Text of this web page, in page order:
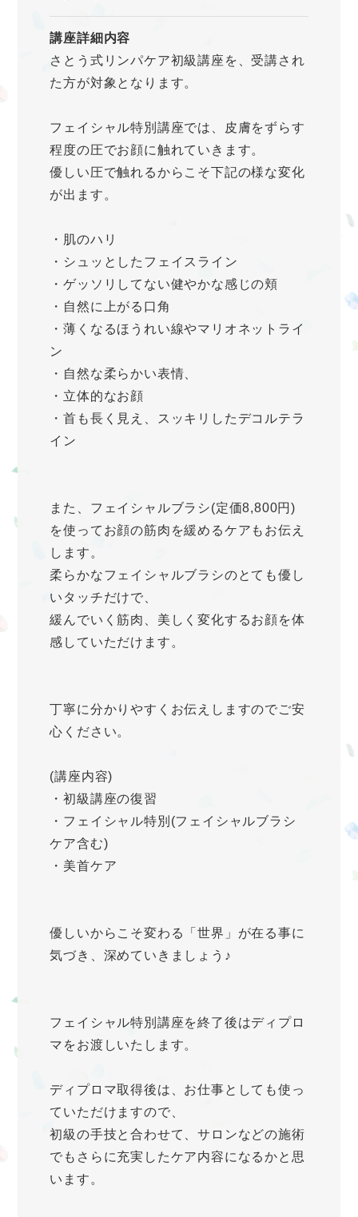
講座詳細内容
さとう式リンパケア初級講座を、受講され
た方が対象となります。
フェイシャル特別講座では、皮膚をずらす
程度の圧でお顔に触れていきます。
優しい圧で触れるからこそ下記の様な変化
が出ます。
・肌のハリ
・シュッとしたフェイスライン
・ゲッソリしてない健やかな感じの頬
・自然に上がる口角
・薄くなるほうれい線やマリオネットライ
ン
・自然な柔らかい表情、
・立体的なお顔
・首も長く見え、スッキリしたデコルテラ
イン
また、フェイシャルブラシ(定価8,800円)
を使ってお顔の筋肉を緩めるケアもお伝え
します。
柔らかなフェイシャルブラシのとても優し
いタッチだけで、
緩んでいく筋肉、美しく変化するお顔を体
感していただけます。
丁寧に分かりやすくお伝えしますのでご安
心ください。
(講座内容)
・初級講座の復習
・フェイシャル特別(フェイシャルブラシ
ケア含む)
・美首ケア
優しいからこそ変わる「世界」が在る事に
気づき、深めていきましょう♪
フェイシャル特別講座を終了後はディプロ
マをお渡しいたします。
ディプロマ取得後は、お仕事としても使っ
ていただけますので、
初級の手技と合わせて、サロンなどの施術
でもさらに充実したケア内容になるかと思
います。